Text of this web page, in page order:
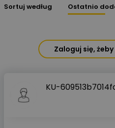
Sortuj według Ostatnio
Zaloguj się,
KU-